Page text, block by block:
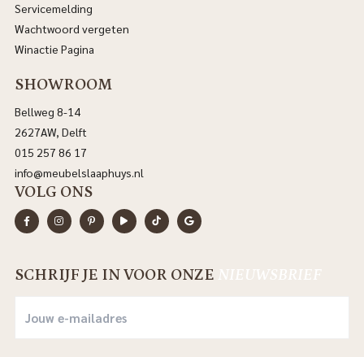
Servicemelding
Wachtwoord vergeten
Winactie Pagina
SHOWROOM
Bellweg 8-14
2627AW, Delft
015 257 86 17
info@meubelslaaphuys.nl
VOLG ONS
SCHRIJF JE IN VOOR ONZE NIEUWSBRIEF